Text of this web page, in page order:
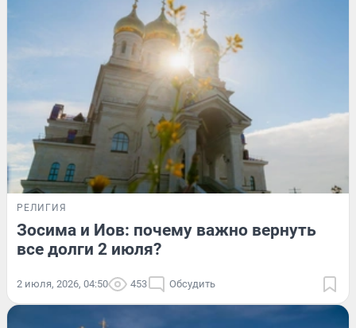
РЕЛИГИЯ
Зосима и Иов: почему важно вернуть
все долги 2 июля?
2 июля, 2026, 04:50 453 Обсудить